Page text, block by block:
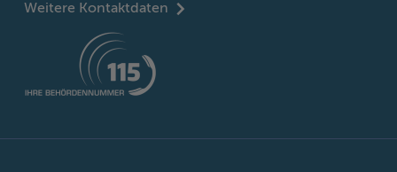
Weitere Kontaktdaten